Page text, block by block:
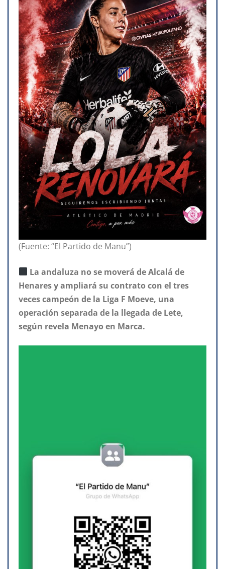
(Fuente: “El Partido de Manu”)
La andaluza no se moverá de Alcalá de
Henares y ampliará su contrato con el tres
veces campeón de la Liga F Moeve, una
operación separada de la llegada de Lete,
según revela Menayo en Marca.